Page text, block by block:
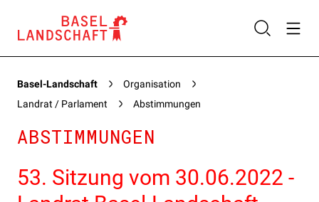
Basel-Landschaft
Organisation
Landrat / Parlament
Abstimmungen
ABSTIMMUNGEN